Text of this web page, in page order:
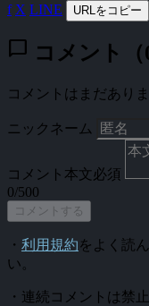
f X LINE URLをコピー
chat_bubble コメント（
コメントはまだありま
ニックネーム
コメント本文必須
0/500
コメントする
・ 利用規約をよく読
い。
・連続コメントは禁